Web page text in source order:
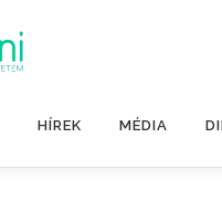
HÍREK MÉDIA